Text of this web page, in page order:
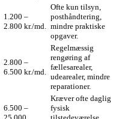
1.200 –
2.800 kr./md.
Ofte kun tilsyn,
posthåndtering,
mindre praktiske
opgaver.
2.800 –
6.500 kr./md.
Regelmæssig
rengøring af
fællesarealer,
udearealer, mindre
reparationer.
6.500 –
Kræver ofte daglig
fysisk